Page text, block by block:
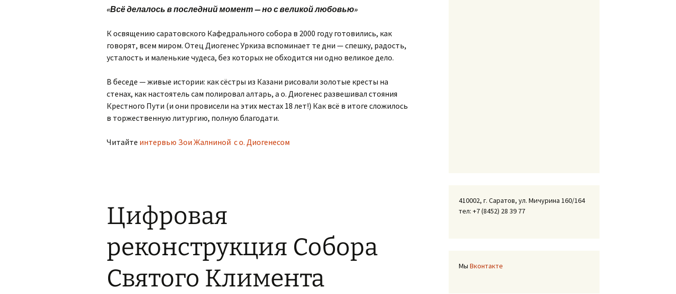
«Всё делалось в последний момент — но с великой любовью»
К освящению саратовского Кафедрального собора в 2000 году готовились, как
говорят, всем миром. Отец Диогенес Уркиза вспоминает те дни — спешку, радость,
усталость и маленькие чудеса, без которых не обходится ни одно великое дело.
В беседе — живые истории: как сёстры из Казани рисовали золотые кресты на
стенах, как настоятель сам полировал алтарь, а о. Диогенес развешивал стояния
Крестного Пути (и они провисели на этих местах 18 лет!) Как всё в итоге сложилось
в торжественную литургию, полную благодати.
Читайте интервью Зои Жалниной с о. Диогенесом
Цифровая
реконструкция Собора
Святого Климента
410002, г. Саратов, ул. Мичурина 160/164
тел: +7 (8452) 28 39 77
Мы Вконтакте